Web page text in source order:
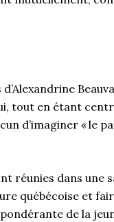
tout en étant
d’imaginer « le
réunies dans une
québécoise et
de la